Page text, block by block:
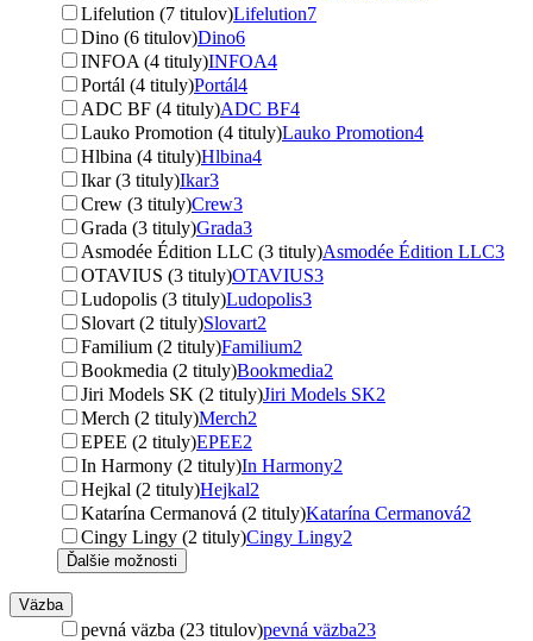
Lifelution (7 titulov)Lifelution7
Dino (6 titulov)Dino6
INFOA (4 tituly)INFOA4
Portál (4 tituly)Portál4
ADC BF (4 tituly)ADC BF4
Lauko Promotion (4 tituly)Lauko Promotion4
Hlbina (4 tituly)Hlbina4
Ikar (3 tituly)Ikar3
Crew (3 tituly)Crew3
Grada (3 tituly)Grada3
Asmodée Édition LLC (3 tituly)Asmodée Édition LLC3
OTAVIUS (3 tituly)OTAVIUS3
Ludopolis (3 tituly)Ludopolis3
Slovart (2 tituly)Slovart2
Familium (2 tituly)Familium2
Bookmedia (2 tituly)Bookmedia2
Jiri Models SK (2 tituly)Jiri Models SK2
Merch (2 tituly)Merch2
EPEE (2 tituly)EPEE2
In Harmony (2 tituly)In Harmony2
Hejkal (2 tituly)Hejkal2
Katarína Cermanová (2 tituly)Katarína Cermanová2
Cingy Lingy (2 tituly)Cingy Lingy2
Ďalšie možnosti
Väzba
pevná väzba (23 titulov)pevná väzba23